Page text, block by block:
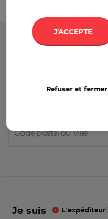
J'ACCEPTE
Refuser et fermer
Je suis L'expéditeur